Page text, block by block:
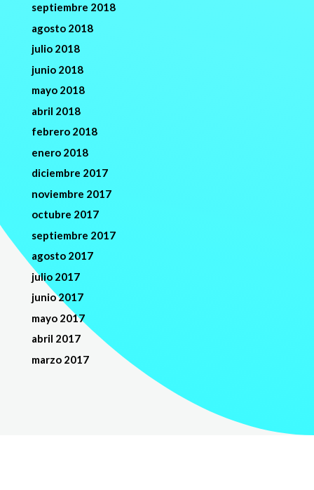
septiembre 2018
agosto 2018
julio 2018
junio 2018
mayo 2018
abril 2018
febrero 2018
enero 2018
diciembre 2017
noviembre 2017
octubre 2017
septiembre 2017
agosto 2017
julio 2017
junio 2017
mayo 2017
abril 2017
marzo 2017